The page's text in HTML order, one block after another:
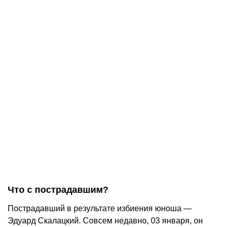
Что с пострадавшим?
Пострадавший в результате избиения юноша —
Эдуард Скалацкий. Совсем недавно, 03 января, он